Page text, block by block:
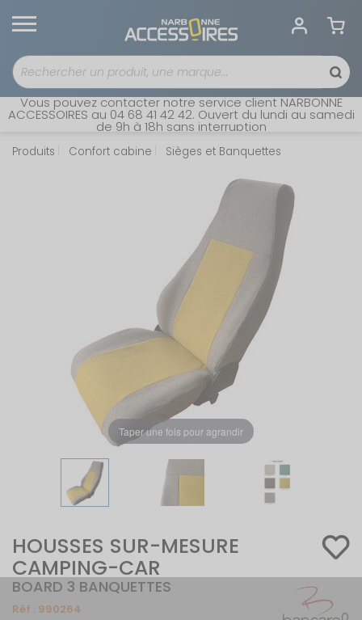
Vous pouvez contacter notre service client NARBONNE
ACCESSOIRES au 04 68 41 42 42. Ouvert du lundi au samedi
de 9h à 18h sans interruption
Produits Confort cabine Sièges et Banquettes
Taper une fois pour agrandir
HOUSSES SUR-MESURE
CAMPING-CAR
BOARD 3 BANQUETTES
Réf : 990264